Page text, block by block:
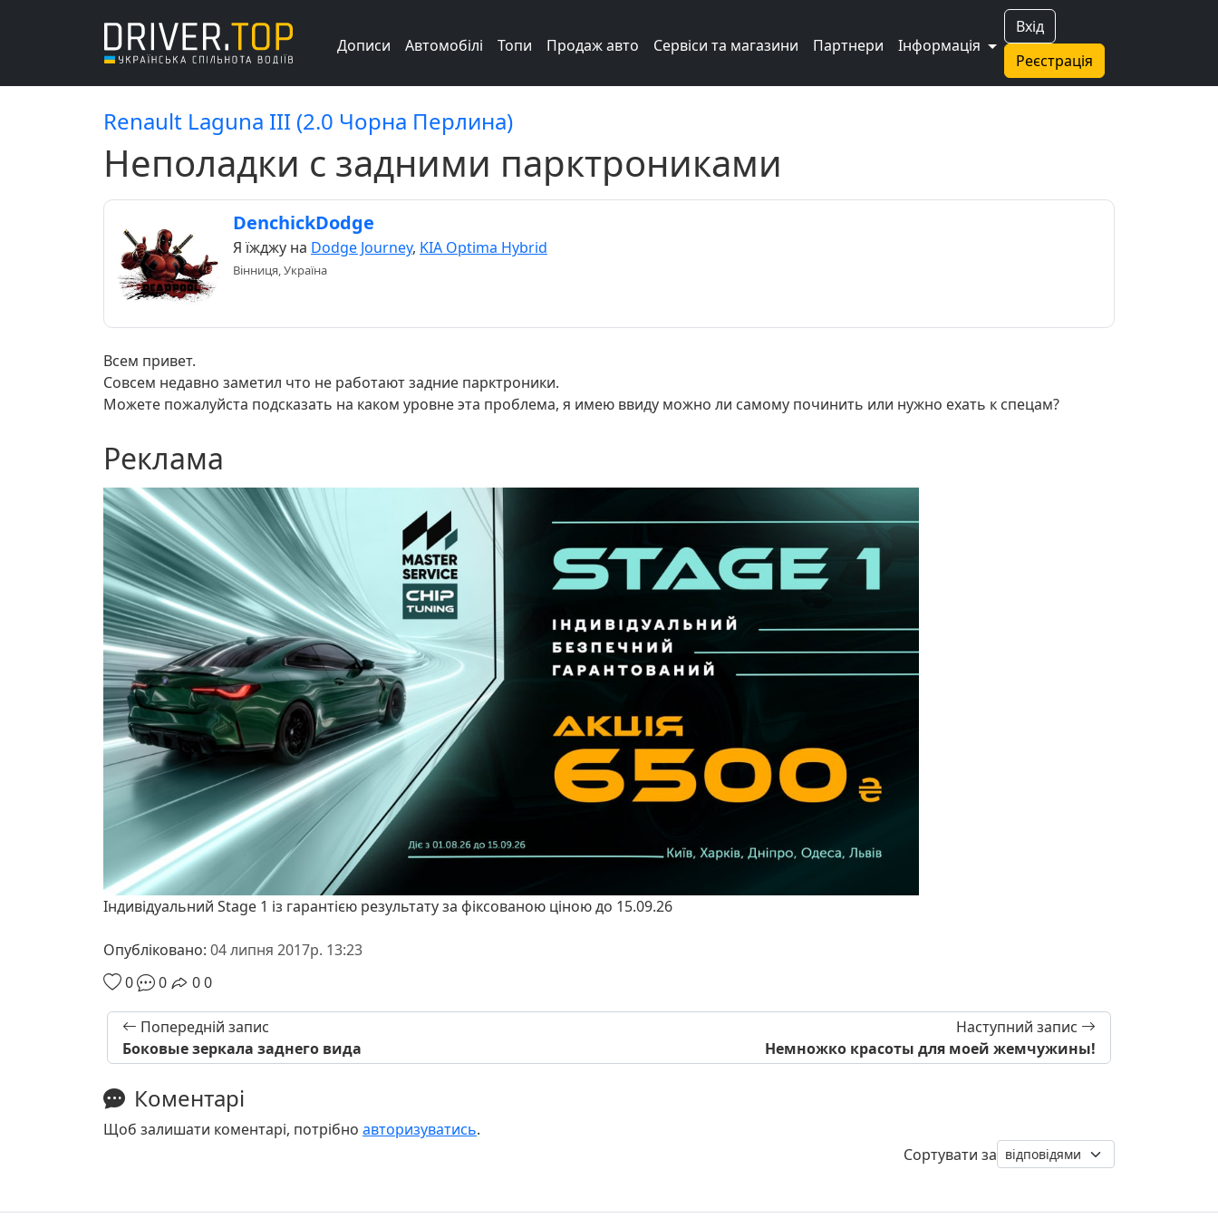
Вхід
Реєстрація
Дописи Автомобілі Топи Продаж авто Сервіси та магазини Партнери Інформація
Renault Laguna III (2.0 Чорна Перлина)
Неполадки с задними парктрониками
DenchickDodge
Я їжджу на Dodge Journey, KIA Optima Hybrid
Вінниця, Україна
Всем привет.
Совсем недавно заметил что не работают задние парктроники.
Можете пожалуйста подсказать на каком уровне эта проблема, я имею ввиду можно ли самому починить или нужно ехать к спецам?
Реклама
Індивідуальний Stage 1 із гарантією результату за фіксованою ціною до 15.09.26
Опубліковано: 04 липня 2017р. 13:23
0
0 00
Попередній запис
Боковые зеркала заднего вида
Наступний запис
Немножко красоты для моей жемчужины!
Коментарі
Щоб залишати коментарі, потрібно авторизуватись.
Сортувати за